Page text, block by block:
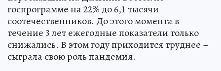
госпрограмме на 22% до 6,1 тысячи
соотечественников. До этого момента в
течение 3 лет ежегодные показатели только
снижались. В этом году приходится труднее –
сыграла свою роль пандемия.